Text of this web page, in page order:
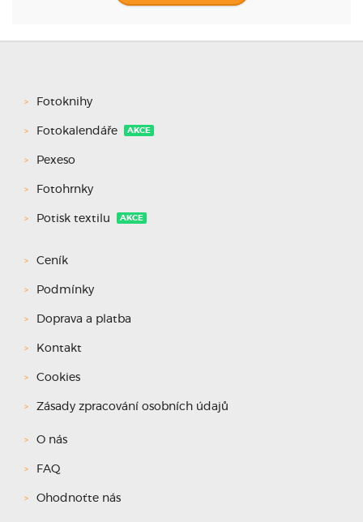
Fotoknihy
Fotokalendáře AKCE
Pexeso
Fotohrnky
Potisk textilu AKCE
Ceník
Podmínky
Doprava a platba
Kontakt
Cookies
Zásady zpracování osobních údajů
O nás
FAQ
Ohodnoťte nás